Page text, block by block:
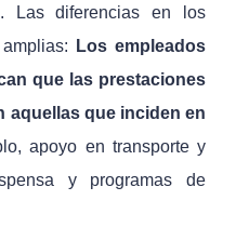
Las diferencias en los
Los empleados
que las prestaciones
aquellas que inciden en
apoyo en transporte y
y programas de